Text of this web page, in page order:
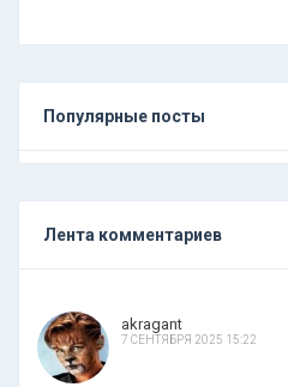
Популярные посты
Лента комментариев
akragant
7 СЕНТЯБРЯ 2025 15:22